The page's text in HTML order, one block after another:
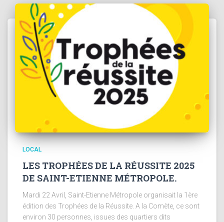
LOCAL
LES TROPHÉES DE LA RÉUSSITE 2025
DE SAINT-ETIENNE MÉTROPOLE.
Mardi 22 Avril, Saint-Etienne Métropole organisait la 1ère
édition des Trophées de la Réussite. A la Comète, ce sont
environ 30 personnes, issues des quartiers dits